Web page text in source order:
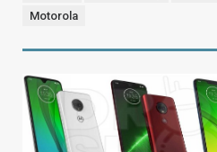
Motorola